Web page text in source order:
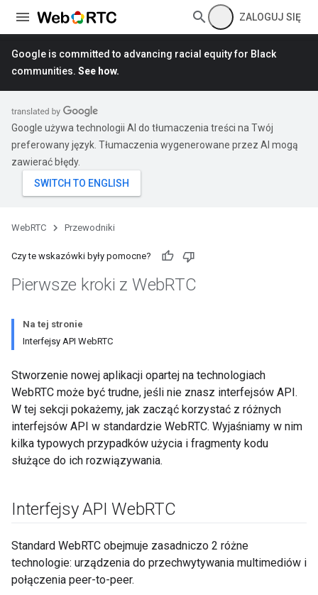
ZALOGUJ SIĘ
Google is committed to advancing racial equity for Black
communities. See how.
Google używa technologii AI do tłumaczenia treści na Twój
preferowany język. Tłumaczenia wygenerowane przez AI mogą
zawierać błędy.
WebRTC Przewodniki
Czy te wskazówki były pomocne?
Pierwsze kroki z WebRTC
Na tej stronie
Interfejsy API WebRTC
Stworzenie nowej aplikacji opartej na technologiach
WebRTC może być trudne, jeśli nie znasz interfejsów API.
W tej sekcji pokażemy, jak zacząć korzystać z różnych
interfejsów API w standardzie WebRTC. Wyjaśniamy w nim
kilka typowych przypadków użycia i fragmenty kodu
służące do ich rozwiązywania.
Interfejsy API WebRTC
Standard WebRTC obejmuje zasadniczo 2 różne
technologie: urządzenia do przechwytywania multimediów i
połączenia peer-to-peer.